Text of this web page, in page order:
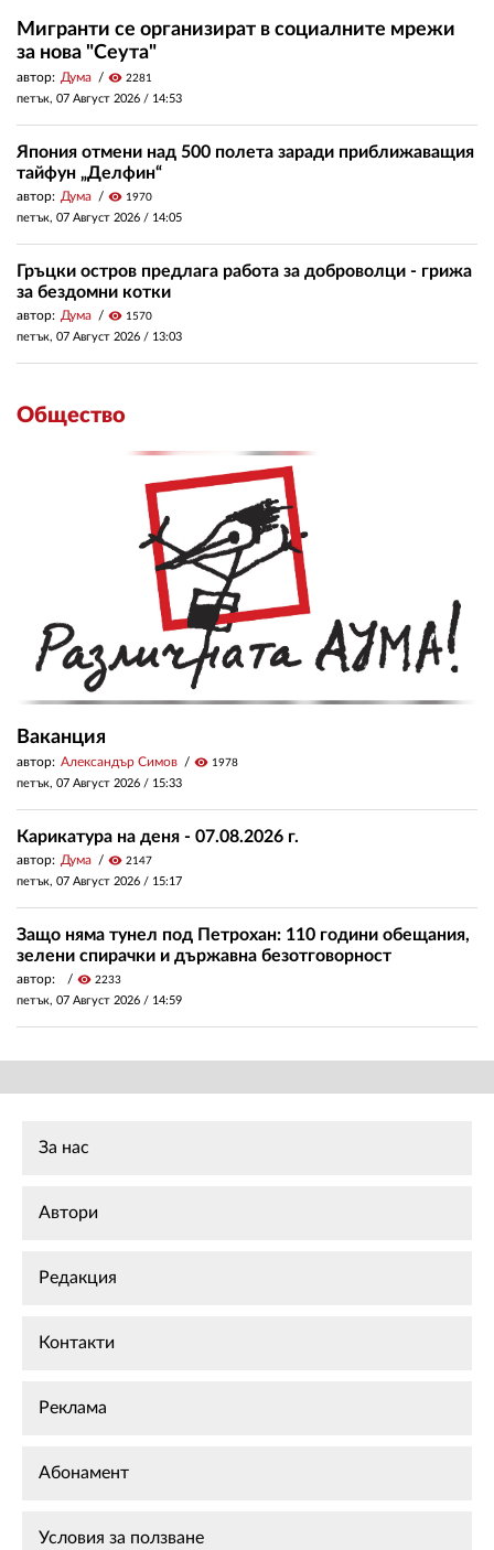
Мигранти се организират в социалните мрежи
за нова "Сеута"
автор: Дума visibility 2281
петък, 07 Август 2026 / 14:53
Япония отмени над 500 полета заради приближаващия
тайфун „Делфин“
автор: Дума visibility 1970
петък, 07 Август 2026 / 14:05
Гръцки остров предлага работа за доброволци - грижа
за бездомни котки
автор: Дума visibility 1570
петък, 07 Август 2026 / 13:03
Общество
Ваканция
автор: Александър Симов visibility 1978
петък, 07 Август 2026 / 15:33
Карикатура на деня - 07.08.2026 г.
автор: Дума visibility 2147
петък, 07 Август 2026 / 15:17
Защо няма тунел под Петрохан: 110 години обещания,
зелени спирачки и държавна безотговорност
автор: visibility 2233
петък, 07 Август 2026 / 14:59
За нас
Автори
Редакция
Контакти
Реклама
Абонамент
Условия за ползване